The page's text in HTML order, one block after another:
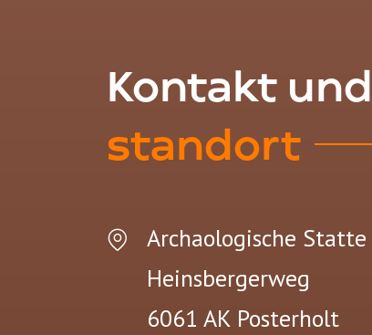
Kontakt und
standort
Archaologische
Heinsbergerweg
6061 AK Posterholt